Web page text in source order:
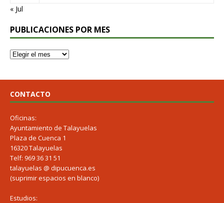
« Jul
PUBLICACIONES POR MES
CONTACTO
Oficinas:
Ayuntamiento de Talayuelas
Plaza de Cuenca 1
16320 Talayuelas
Telf: 969 36 31 51
talayuelas @ dipucuenca.es
(suprimir espacios en blanco)
Estudios: